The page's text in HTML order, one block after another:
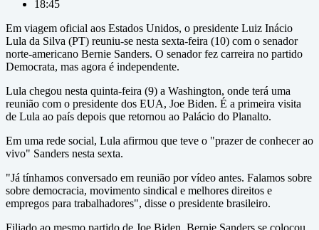
18:45
Em viagem oficial aos Estados Unidos, o presidente Luiz Inácio
Lula da Silva (PT) reuniu-se nesta sexta-feira (10) com o senador
norte-americano Bernie Sanders. O senador fez carreira no partido
Democrata, mas agora é independente.
Lula chegou nesta quinta-feira (9) a Washington, onde terá uma
reunião com o presidente dos EUA, Joe Biden. É a primeira visita
de Lula ao país depois que retornou ao Palácio do Planalto.
Em uma rede social, Lula afirmou que teve o "prazer de conhecer ao
vivo" Sanders nesta sexta.
"Já tínhamos conversado em reunião por vídeo antes. Falamos sobre
sobre democracia, movimento sindical e melhores direitos e
empregos para trabalhadores", disse o presidente brasileiro.
Filiado ao mesmo partido de Joe Biden, Bernie Sanders se colocou